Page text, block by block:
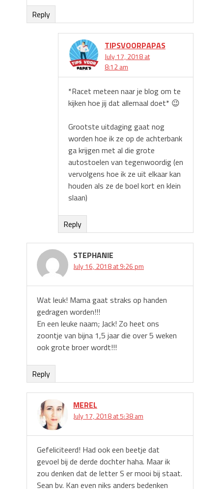
Reply
TIPSVOORPAPAS
July 17, 2018 at
8:12 am
*Racet meteen naar je blog om te
kijken hoe jij dat allemaal doet* 😉
Grootste uitdaging gaat nog
worden hoe ik ze op de achterbank
ga krijgen met al die grote
autostoelen van tegenwoordig (en
vervolgens hoe ik ze uit elkaar kan
houden als ze de boel kort en klein
slaan)
Reply
STEPHANIE
July 16, 2018 at 9:26 pm
Wat leuk! Mama gaat straks op handen
gedragen worden!!!
En een leuke naam; Jack! Zo heet ons
zoontje van bijna 1,5 jaar die over 5 weken
ook grote broer wordt!!!
Reply
MEREL
July 17, 2018 at 5:38 am
Gefeliciteerd! Had ook een beetje dat
gevoel bij de derde dochter haha. Maar ik
zou denken dat de letter S er mooi bij staat.
Sean bv. Kan even niks anders bedenken